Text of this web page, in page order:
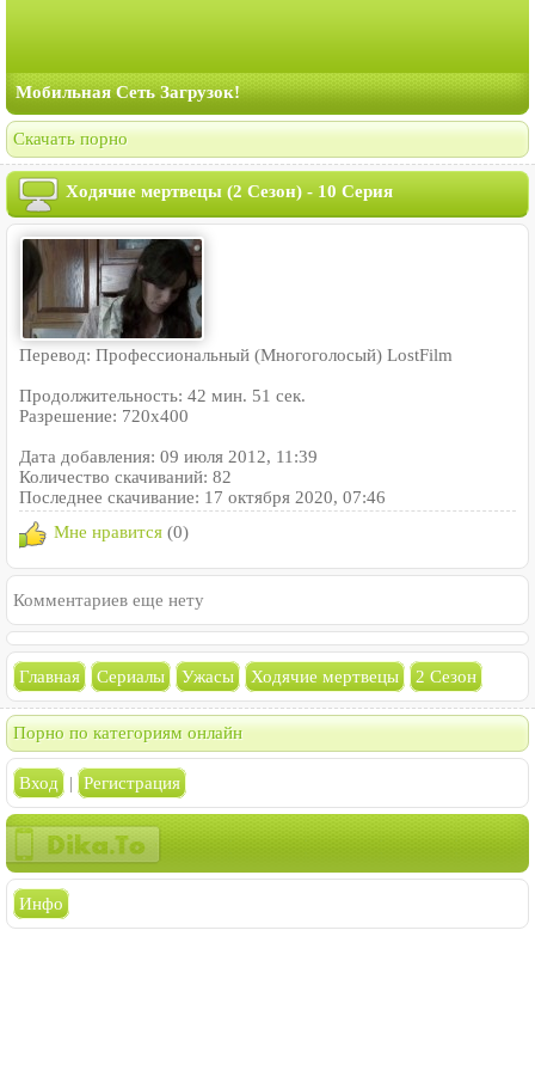
Мобильная Сеть Загрузок!
Скачать порно
Ходячие мертвецы (2 Сезон) - 10 Серия
Перевод: Профессиональный (Многоголосый) LostFilm
Продолжительность: 42 мин. 51 сек.
Разрешение: 720x400
Дата добавления: 09 июля 2012, 11:39
Количество скачиваний: 82
Последнее скачивание: 17 октября 2020, 07:46
Мне нравится (0)
Комментариев еще нету
Главная Сериалы Ужасы Ходячие мертвецы 2 Сезон
Порно по категориям онлайн
Вход | Регистрация
Инфо